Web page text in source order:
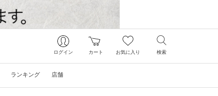
ログイン カート お気に入り 検索
ランキング 店舗